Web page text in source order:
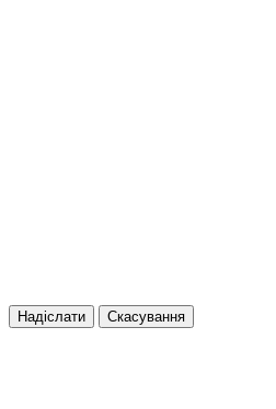
Надіслати Скасування